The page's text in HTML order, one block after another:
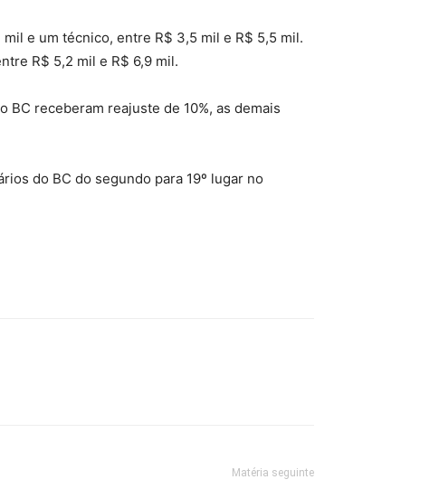
e um técnico, entre R$ 3,5 mil e R$ 5,5 mil.
R$ 5,2 mil e R$ 6,9 mil.
receberam reajuste de 10%, as demais
do BC do segundo para 19º lugar no
Matéria seguinte